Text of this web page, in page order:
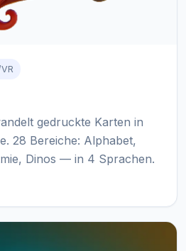
gedruckte Karten in
28 Bereiche: Alphabet,
Dinos — in 4 Sprachen.